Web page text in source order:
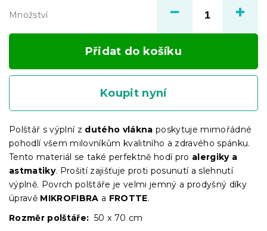
Množství
Přidat do košíku
Koupit nyní
Polštář s výplní z dutého vlákna poskytuje mimořádné
pohodlí všem milovníkům kvalitního a zdravého spánku.
Tento materiál se také perfektně hodí pro alergiky a
astmatiky. Prošití zajišťuje proti posunutí a slehnutí
výplně. Povrch polštáře je velmi jemný a prodyšný díky
úpravě MIKROFIBRA a FROTTE.
Rozměr polštáře: 50 x 70 cm